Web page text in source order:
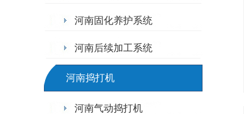
河南固化养护系统
河南后续加工系统
河南捣打机
河南气动捣打机